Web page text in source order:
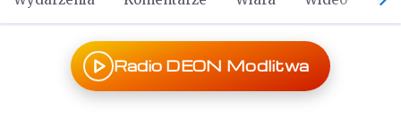
Radio DEON Modlitwa